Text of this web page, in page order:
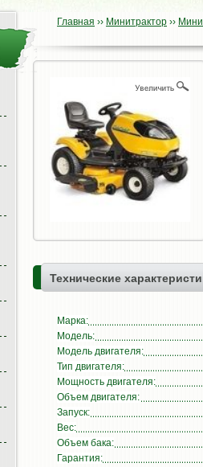
Главная ›› Минитрактор ››
Технические
Марка:
Модель:
Модель двигателя:
Тип двигателя:
Мощность двигателя:
Объем двигателя:
Запуск:
Вес:
Объем бака:
Гарантия: